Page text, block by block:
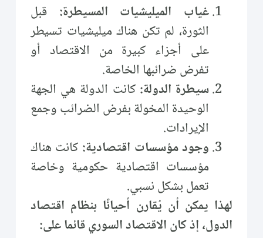
غياب الميليشيات المسيطرة: قبل
الثورة، لم تكن هناك ميليشيات تسيطر
على أجزاء كبيرة من الاقتصاد أو
تفرض ضرائبها الخاصة.
سيطرة الدولة:كانت الدولة هي الجهة
الوحيدة المخولة بفرض الضرائب وجمع
الإيرادات.
وجود مؤسسات اقتصادية: كانت هناك
مؤسسات اقتصادية حكومية وخاصة
تعمل بشكل نسبي.
لهذا يمكن أن يُقارن أحيانًا بنظام اقتصاد
الدول، إذ كان الاقتصاد السوري قائما على: